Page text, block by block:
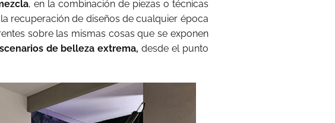
, en la combinación de piezas o técnicas
recuperación de diseños de cualquier época
sobre las mismas cosas que se exponen
de belleza extrema, desde el punto